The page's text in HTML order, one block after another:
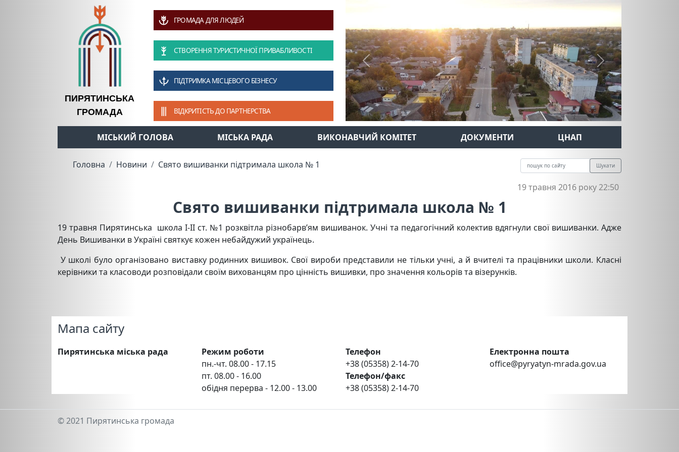
ПИРЯТИНСЬКА
ГРОМАДА
ГРОМАДА ДЛЯ ЛЮДЕЙ
СТВОРЕННЯ ТУРИСТИЧНОЇ ПРИВАБЛИВОСТІ
ПІДТРИМКА МІСЦЕВОГО БІЗНЕСУ
ВІДКРИТІСТЬ ДО ПАРТНЕРСТВА
Previous Next
МІСЬКИЙ ГОЛОВА МІСЬКА РАДА ВИКОНАВЧИЙ КОМІТЕТ ДОКУМЕНТИ ЦНАП
Головна Новини Свято вишиванки підтримала школа № 1 Шукати
19 травня 2016 року 22:50
Свято вишиванки підтримала школа № 1
19 травня Пирятинська школа І-ІІ ст. №1 розквітла різнобарв’ям вишиванок. Учні та педагогічний колектив вдягнули свої вишиванки. Адже
День Вишиванки в Україні святкує кожен небайдужий українець.
У школі було організовано виставку родинних вишивок. Свої вироби представили не тільки учні, а й вчителі та працівники школи. Класні
керівники та класоводи розповідали своїм вихованцям про цінність вишивки, про значення кольорів та візерунків.
Мапа сайту
Пирятинська міська рада
Режим роботи
пн.-чт. 08.00 - 17.15
пт. 08.00 - 16.00
обідня перерва - 12.00 - 13.00
Телефон
+38 (05358) 2-14-70
Телефон/факс
+38 (05358) 2-14-70
Електронна пошта
office@pyryatyn-mrada.gov.ua
© 2021 Пирятинська громада